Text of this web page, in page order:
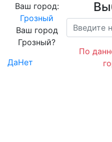
Ваш город:
Грозный
Ваш город
Грозный?
ДаНет
По